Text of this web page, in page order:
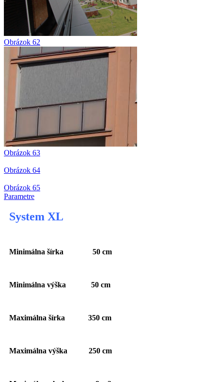
Obrázok 62
Obrázok 63
Obrázok 64
Obrázok 65
Parametre
System XL
Minimálna šírka 50 cm
Minimálna výška 50 cm
Maximálna šírka 350 cm
Maximálna výška 250 cm